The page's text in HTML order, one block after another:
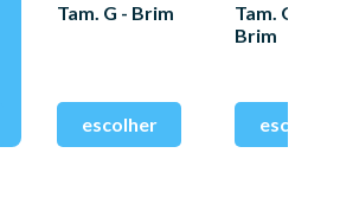
Tam. G - Brim
Tam. GG -
Brim